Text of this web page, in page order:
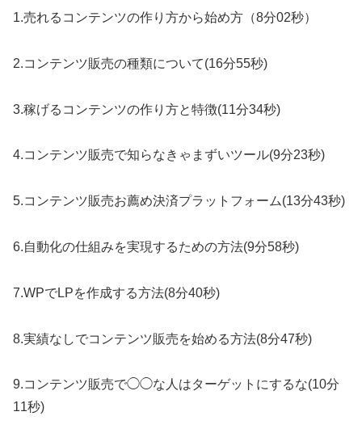
1.売れるコンテンツの作り方から始め方（8分02秒）
2.コンテンツ販売の種類について(16分55秒)
3.稼げるコンテンツの作り方と特徴(11分34秒)
4.コンテンツ販売で知らなきゃまずいツール(9分23秒)
5.コンテンツ販売お薦め決済プラットフォーム(13分43秒)
6.自動化の仕組みを実現するための方法(9分58秒)
7.WPでLPを作成する方法(8分40秒)
8.実績なしでコンテンツ販売を始める方法(8分47秒)
9.コンテンツ販売で◯◯な人はターゲットにするな(10分
11秒)